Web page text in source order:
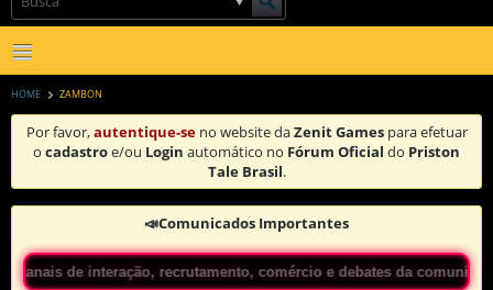
HOME ZAMBON
Por favor,autentique-seno website daZenit Gamespara efetuar
o cadastroe/ou Login automático no Fórum Oficial do Priston
Tale Brasil.
📣Comunicados Importantes
de interação, recrutamento, comércio e debates da comunidade!